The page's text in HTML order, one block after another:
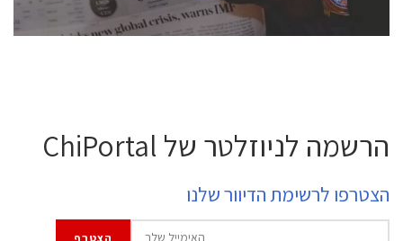
הרשמה לניוזלטר של ChiPortal
הצטרפו לרשימת הדיוור שלנו